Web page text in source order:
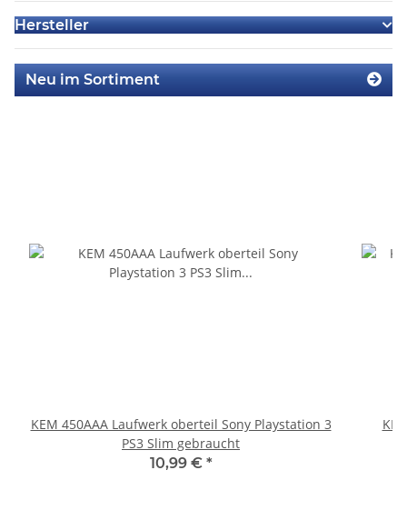
Hersteller
Neu im Sortiment
KEM 450AAA Laufwerk oberteil Sony Playstation 3
PS3 Slim gebraucht
10,99 € *